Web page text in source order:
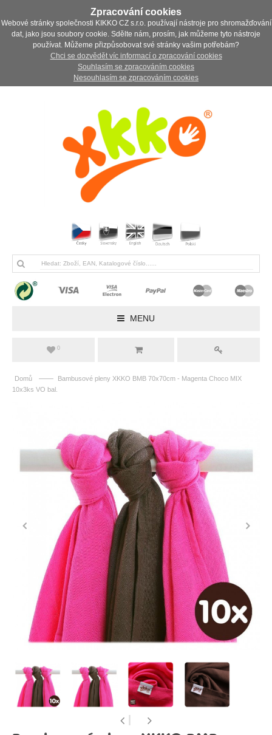
Zpracování cookies
Webové stránky společnosti KIKKO CZ s.r.o. používají nástroje pro shromažďování
dat, jako jsou soubory cookie. Sdělte nám, prosím, jak můžeme tyto nástroje
používat. Můžeme přizpůsobovat své stránky vašim potřebám?
Chci se dozvědět víc informací o zpracování cookies
Souhlasím se zpracováním cookies
Nesouhlasím se zpracováním cookies
MENU
0
Domů ——
Bambusové pleny XKKO BMB 70x70cm - Magenta Choco MIX
10x3ks VO bal.